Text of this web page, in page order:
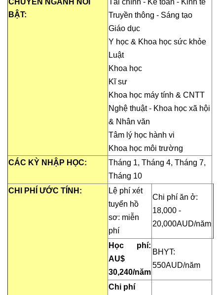
CHUYÊN NGÀNH NỔI
BẬT:
Tài chính - Kế toán - Kinh tế
Truyền thông - Sáng tạo
Giáo dục
Y học & Khoa học sức khỏe
Luật
Khoa học
Kĩ sư
Khoa học máy tính & CNTT
Nghệ thuật - Khoa học xã hội
& Nhân văn
Tâm lý học hành vi
Khoa học môi trường
CÁC KỲ NHẬP HỌC:
Tháng 1, Tháng 4, Tháng 7,
Tháng 10
CHI PHÍ ƯỚC TÍNH:
Lệ phí xét
tuyển hồ
sơ: miễn
phí
Chi phí ăn ở:
18,000 -
20,000AUD/năm
Học phí:
AU$
30,240/năm
BHYT:
550AUD/năm
Chi phí